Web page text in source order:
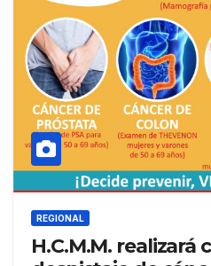
REGIONAL
H.C.M.M. realizará